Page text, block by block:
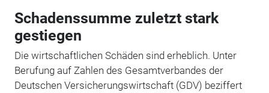
Schadenssumme zuletzt stark
gestiegen
Die wirtschaftlichen Schäden sind erheblich. Unter
Berufung auf Zahlen des Gesamtverbandes der
Deutschen Versicherungswirtschaft (GDV) beziffert